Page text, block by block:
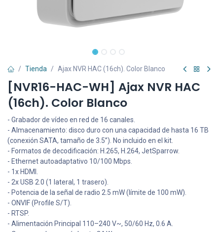
Tienda Ajax NVR HAC (16ch). Color Blanco
[NVR16-HAC-WH] Ajax NVR HAC
(16ch). Color Blanco
- Grabador de vídeo en red de 16 canales.
- Almacenamiento: disco duro con una capacidad de hasta 16 TB
(conexión SATA, tamaño de 3.5”). No incluido en el kit.
- Formatos de decodificación: H.265, H.264, JetSparrow.
- Ethernet autoadaptativo 10/100 Mbps.
- 1x HDMI.
- 2x USB 2.0 (1 lateral, 1 trasero).
- Potencia de la señal de radio 2.5 mW (límite de 100 mW).
- ONVIF (Profile S/T).
- RTSP.
- Alimentación Principal 110–240 V~, 50/60 Hz, 0.6 A.